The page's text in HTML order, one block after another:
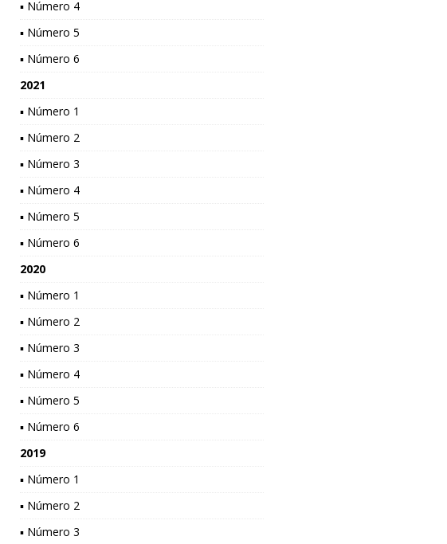
▪ Número 4
▪ Número 5
▪ Número 6
2021
▪ Número 1
▪ Número 2
▪ Número 3
▪ Número 4
▪ Número 5
▪ Número 6
2020
▪ Número 1
▪ Número 2
▪ Número 3
▪ Número 4
▪ Número 5
▪ Número 6
2019
▪ Número 1
▪ Número 2
▪ Número 3